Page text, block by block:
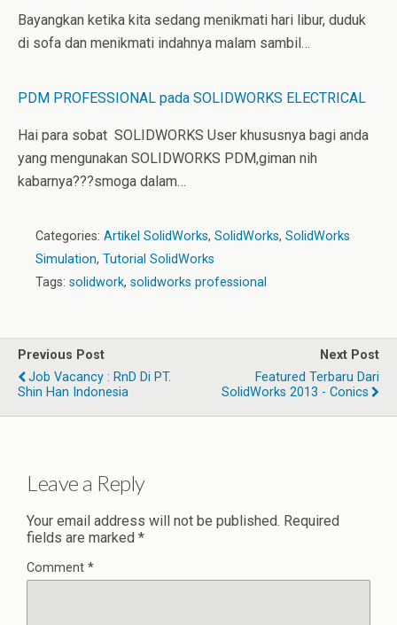
Bayangkan ketika kita sedang menikmati hari libur, duduk
di sofa dan menikmati indahnya malam sambil…
PDM PROFESSIONAL pada SOLIDWORKS ELECTRICAL
Hai para sobat SOLIDWORKS User khususnya bagi anda
yang mengunakan SOLIDWORKS PDM,giman nih
kabarnya???smoga dalam…
Categories: Artikel SolidWorks, SolidWorks, SolidWorks
Simulation, Tutorial SolidWorks
Tags: solidwork, solidworks professional
Previous Post
Job Vacancy : RnD Di PT.
Shin Han Indonesia
Next Post
Featured Terbaru Dari
SolidWorks 2013 - Conics
Leave a Reply
Your email address will not be published. Required
fields are marked *
Comment *